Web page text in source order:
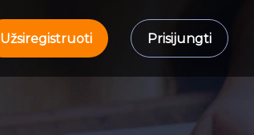
Užsiregistruoti Prisijungti